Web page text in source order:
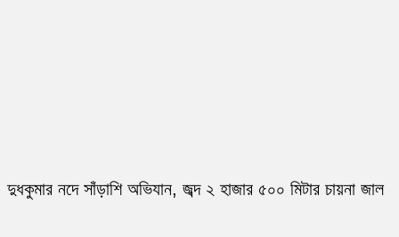
দুধকুমার নদে সাঁড়াশি অভিযান, জব্দ ২ হাজার ৫০০ মিটার চায়না জাল